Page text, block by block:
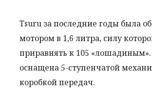
Tsuru за последние годы была
мотором в 1,6 литра, силу
приравнять к 105
оснащена 5-ступенчатой
коробкой передач.